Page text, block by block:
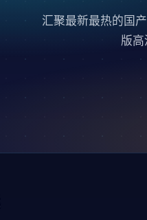
汇聚最新最热的国
版